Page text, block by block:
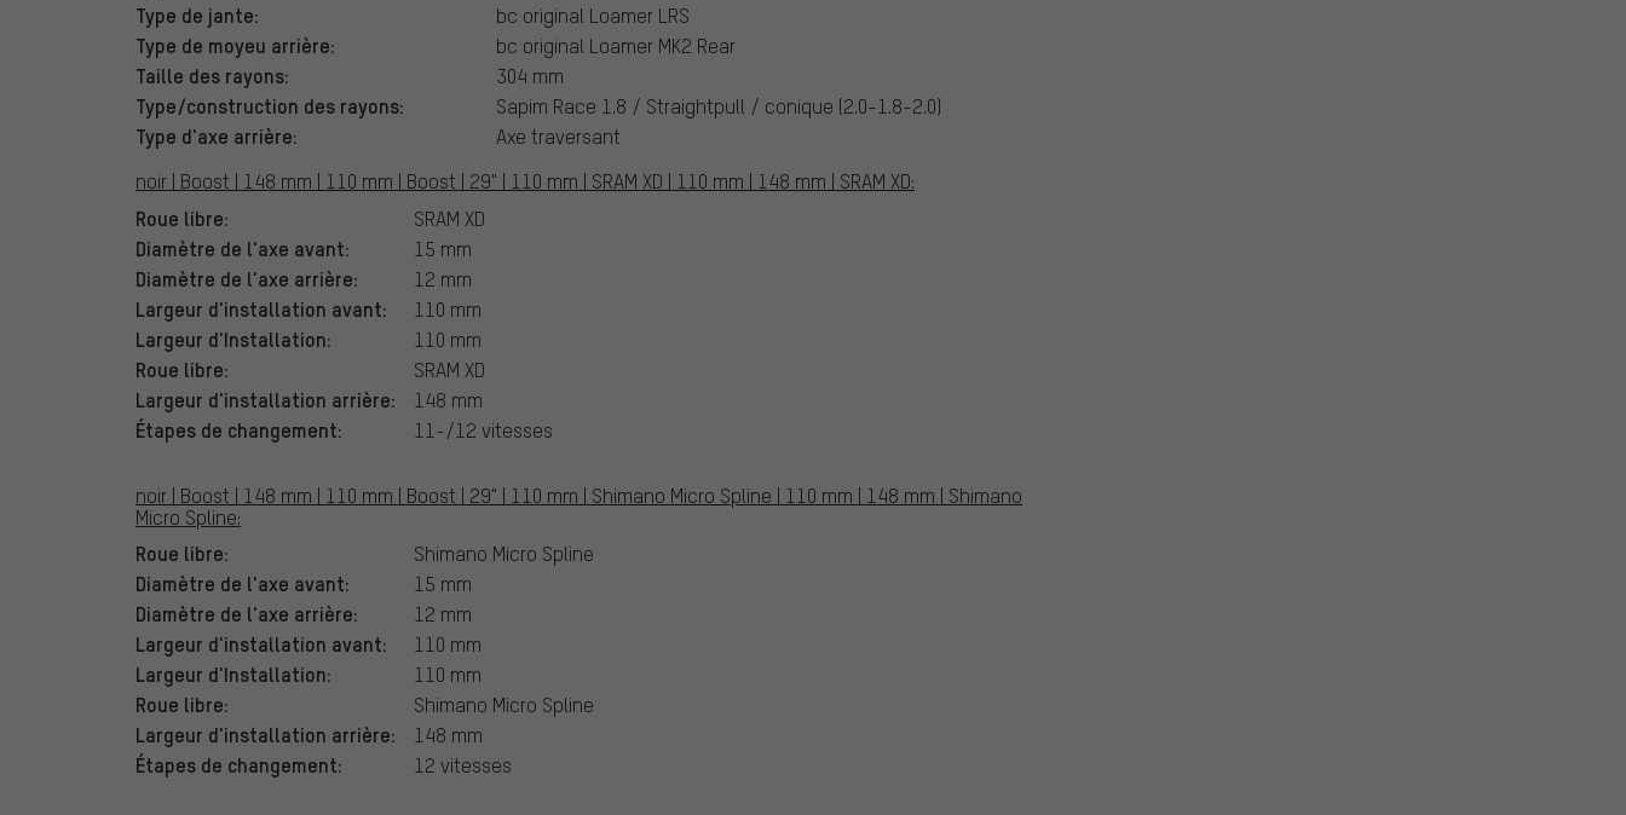
Type de jante: bc original Loamer LRS
Type de moyeu arrière: bc original Loamer MK2 Rear
Taille des rayons: 304 mm
Type/construction des rayons: Sapim Race 1.8 / Straightpull / conique (2.0-1.8-2.0)
Type d'axe arrière:
Axe traversant
noir | Boost | 148 mm | 110 mm | Boost | 29" | 110 mm | SRAM XD | 110 mm | 148 mm | SRAM XD:
Roue libre: SRAM XD
Diamètre de l'axe avant: 15 mm
Diamètre de l'axe arrière: 12 mm
Largeur d'installation avant: 110 mm
Largeur d'Installation: 110 mm
Roue libre: SRAM XD
Largeur d'installation arrière: 148 mm
Étapes de changement: 11-/12 vitesses
noir | Boost | 148 mm | 110 mm | Boost | 29" | 110 mm | Shimano Micro Spline | 110 mm | 148 mm | Shimano
Micro Spline:
Roue libre: Shimano Micro Spline
Diamètre de l'axe avant: 15 mm
Diamètre de l'axe arrière: 12 mm
Largeur d'installation avant: 110 mm
Largeur d'Installation: 110 mm
Roue libre: Shimano Micro Spline
Largeur d'installation arrière: 148 mm
Étapes de changement: 12 vitesses